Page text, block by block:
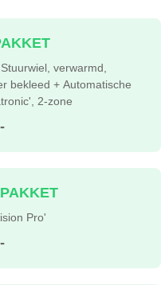
verwarmd,
bekleed + Automatische
2-zone
Pro'